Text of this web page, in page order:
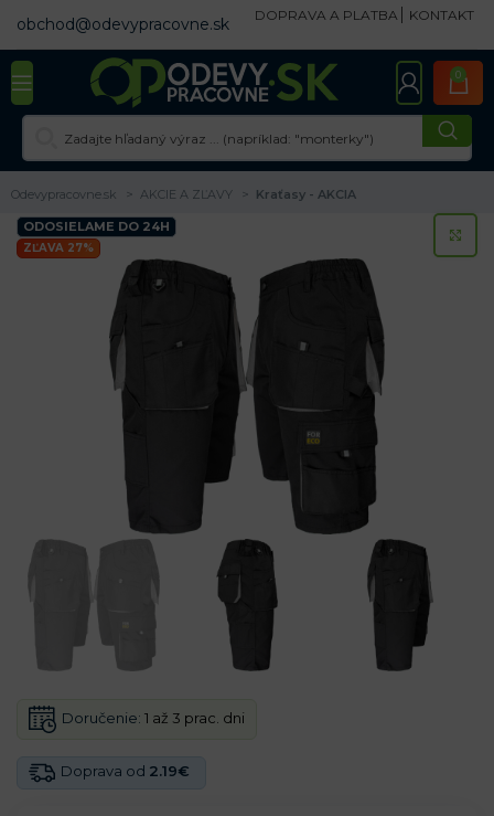
obchod@odevypracovne.sk DOPRAVA A PLATBA KONTAKT
0
Odevypracovne.sk AKCIE A ZĽAVY Kraťasy - AKCIA
ODOSIELAME DO 24H
ZĽAVA 27%
Doprava od 2.19€
Doručenie: 1 až 3 prac. dni